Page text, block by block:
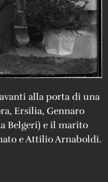
alla porta di una
Ersilia, Gennaro
Belgeri) e il marito
e Attilio Arnaboldi.